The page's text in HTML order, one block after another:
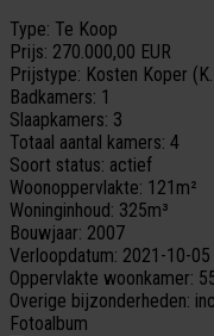
Type: Te Koop
Prijs: 270.000,00 EUR
Prijstype: Kosten Koper
Badkamers: 1
Slaapkamers: 3
Totaal aantal kamers: 4
Soort status: actief
Woonoppervlakte: 121m²
Woninginhoud: 325m³
Bouwjaar: 2007
Verloopdatum: 2021-10-05
Oppervlakte woonkamer:
Overige bijzonderheden:
Fotoalbum